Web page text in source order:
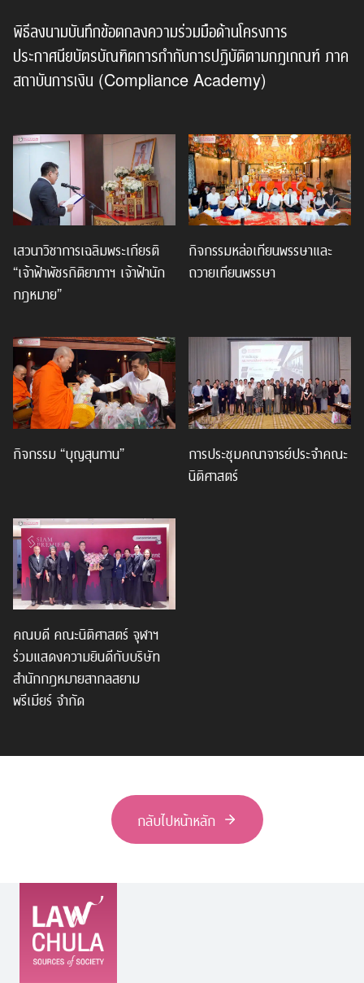
พิธีลงนามบันทึกข้อตกลงความร่วมมือด้านโครงการ
ประกาศนียบัตรบัณฑิตการกำกับการปฏิบัติตามกฎเกณฑ์ ภาค
สถาบันการเงิน (Compliance Academy)
เสวนาวิชาการเฉลิมพระเกียรติ
“เจ้าฟ้าพัชรกิติยาภาฯ เจ้าฟ้านัก
กฎหมาย”
กิจกรรมหล่อเทียนพรรษาและ
ถวายเทียนพรรษา
กิจกรรม “บุญสุนทาน”
การประชุมคณาจารย์ประจำคณะ
นิติศาสตร์
คณบดี คณะนิติศาสตร์ จุฬาฯ
ร่วมแสดงความยินดีกับบริษัท
สำนักกฎหมายสากลสยาม
พรีเมียร์ จำกัด
กลับไปหน้าหลัก